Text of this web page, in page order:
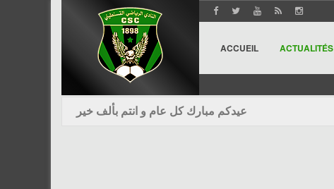
ACCUEIL ACTUALITÉS
عيدكم مبارك كل عام و انتم بألف خير